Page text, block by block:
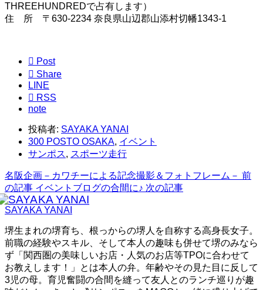
THREEHUNDREDで占有します）
住 所 〒630-2234 奈良県山辺郡山添村切幡1343-1
 Post
 Share
LINE
 RSS
note
投稿者: SAYAKA YANAI
300 POSTO OSAKA, イベント
サンポス, スポーツ走行
名阪企画－カワチーによる記念撮影＆フォトフレーム－ 前
の記事 イベントブログの合間に♪ 次の記事
SAYAKA YANAI
堺生まれの堺育ち、根っからの堺人を自称する高身長女子。
前職の経験やスキル、そして本人の趣味も併せて堺のみなら
ず「関西圏の美味しいお店・人気のお店等TPOに合わせて
お教えします！」とは本人の弁。年齢やその見た目に反して
3児の母。育児奮闘の合間を縫って友人とのランチ巡りが趣